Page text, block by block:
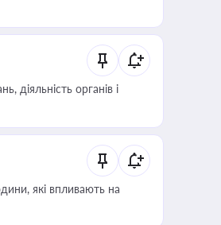
діяльність органів і
які впливають на